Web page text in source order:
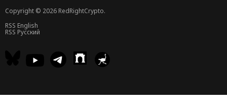
Copyright © 2026 RedRightCrypto.
RSS English
RSS Русский